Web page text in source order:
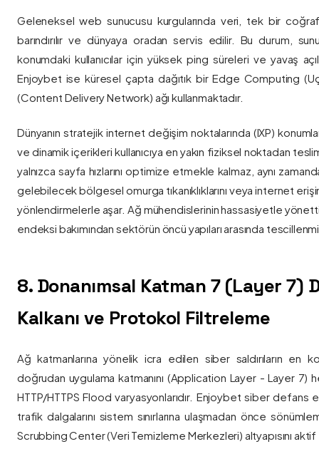
Geleneksel web sunucusu kurgularında veri, tek bir
barındırılır ve dünyaya oradan servis edilir. Bu durum,
konumdaki kullanıcılar için yüksek ping süreleri ve yavaş
Enjoybet ise küresel çapta dağıtık bir Edge Computing
(Content Delivery Network) ağı kullanmaktadır.
Dünyanın stratejik internet değişim noktalarında (IXP)
ve dinamik içerikleri kullanıcıya en yakın fiziksel noktadan
yalnızca sayfa hızlarını optimize etmekle kalmaz, aynı
gelebilecek bölgesel omurga tıkanıklıklarını veya internet
yönlendirmelerle aşar. Ağ mühendislerinin hassasiyetle
endeksi bakımından sektörün öncü yapıları arasında
8. Donanımsal Katman 7 (Layer 7)
Kalkanı ve Protokol Filtreleme
Ağ katmanlarına yönelik icra edilen siber saldırıların en
doğrudan uygulama katmanını (Application Layer - Layer 7)
HTTP/HTTPS Flood varyasyonlarıdır. Enjoybet siber
trafik dalgalarını sistem sınırlarına ulaşmadan önce
Scrubbing Center (Veri Temizleme Merkezleri) altyapısını